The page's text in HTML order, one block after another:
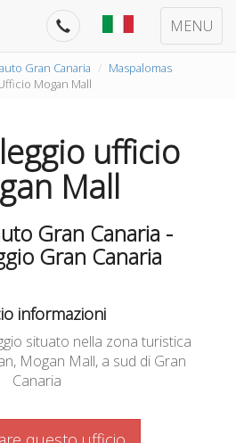
MENU
Gran Canaria
Maspalomas
Mogan Mall
ufficio
Mall
Gran Canaria -
Gran Canaria
informazioni
situato nella zona turistica
Mogan Mall, a sud di Gran
Canaria